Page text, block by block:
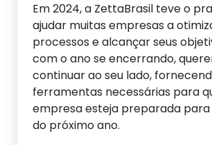
Em 2024, a ZettaBrasil teve o
ajudar muitas empresas a
processos e alcançar seus
com o ano se encerrando,
continuar ao seu lado,
ferramentas necessárias para
empresa esteja preparada para
do próximo ano.